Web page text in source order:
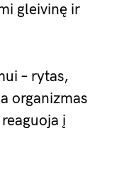
gleivinę ir
– rytas,
organizmas
į